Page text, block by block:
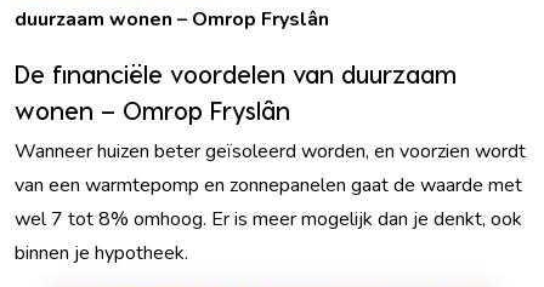
duurzaam wonen – Omrop Fryslân
De financiële voordelen van duurzaam
wonen – Omrop Fryslân
Wanneer huizen beter geïsoleerd worden, en voorzien wordt
van een warmtepomp en zonnepanelen gaat de waarde met
wel 7 tot 8% omhoog. Er is meer mogelijk dan je denkt, ook
binnen je hypotheek.